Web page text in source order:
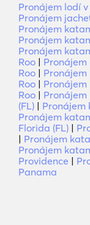
Pronájem lodí
Pronájem
Pronájem
Pronájem
Pronájem
Roo |
Roo |
Roo |
Roo |
(FL) | Pronájem
Pronájem
Florida (FL) |
| Pronájem
Pronájem
Providence |
Panama